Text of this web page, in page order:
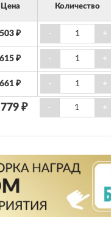
Цена Количество
503 ₽ - +
615 ₽ - +
661 ₽ - +
₽ - +